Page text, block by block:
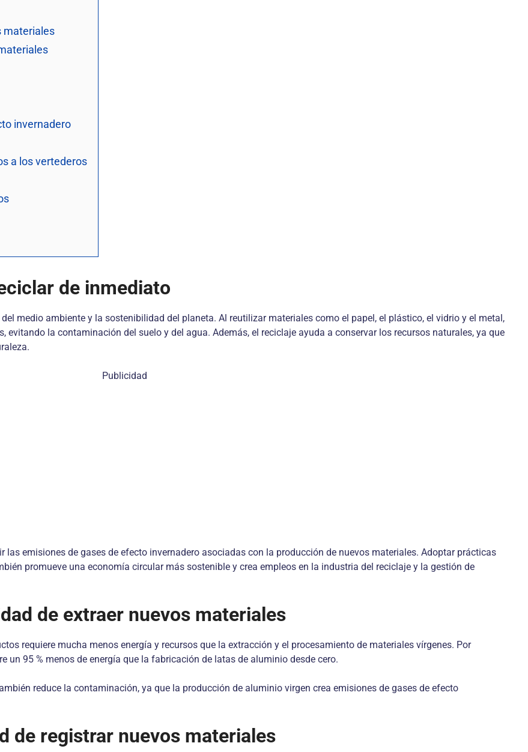
materiales
invernadero
a los vertederos
de inmediato
medio ambiente y la sostenibilidad del planeta. Al reutilizar materiales como el papel, el plástico, el vidrio y el metal,
evitando la contaminación del suelo y del agua. Además, el reciclaje ayuda a conservar los recursos naturales, ya que
Publicidad
emisiones de gases de efecto invernadero asociadas con la producción de nuevos materiales. Adoptar prácticas
promueve una economía circular más sostenible y crea empleos en la industria del reciclaje y la gestión de
de extraer nuevos materiales
requiere mucha menos energía y recursos que la extracción y el procesamiento de materiales vírgenes. Por
un 95 % menos de energía que la fabricación de latas de aluminio desde cero.
reduce la contaminación, ya que la producción de aluminio virgen crea emisiones de gases de efecto
de registrar nuevos materiales